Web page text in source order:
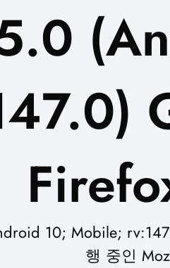
10; Mobile;
행 중인